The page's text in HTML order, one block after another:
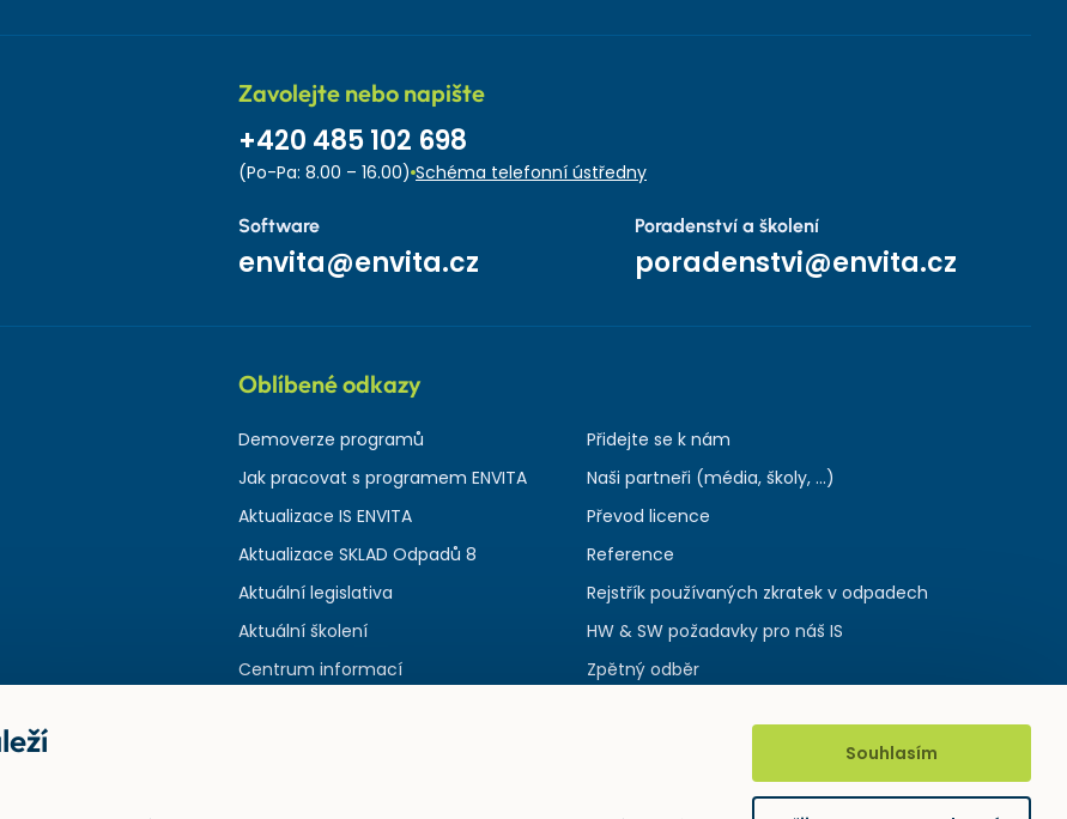
Zavolejte nebo napište
+420 485 102 698
(Po-Pa: 8.00 – 16.00) Schéma telefonní ústředny
Software
envita@envita.cz
Poradenství a školení
poradenstvi@envita.cz
Oblíbené odkazy
Demoverze programů
Jak pracovat s programem ENVITA
Aktualizace IS ENVITA
Aktualizace SKLAD Odpadů 8
Aktuální legislativa
Aktuální školení
Centrum informací
Přidejte se k nám
Naši partneři (média, školy, ...)
Převod licence
Reference
Rejstřík používaných zkratek v odpadech
HW & SW požadavky pro náš IS
Zpětný odběr
Souhlasím